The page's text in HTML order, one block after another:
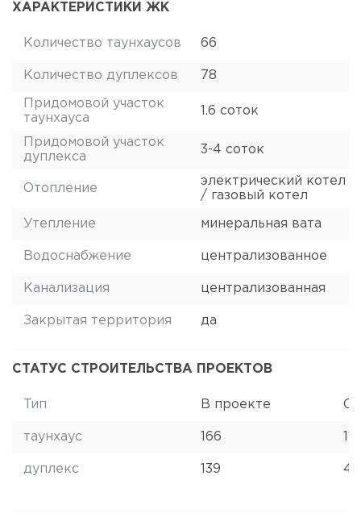
ХАРАКТЕРИСТИКИ ЖК
Количество таунхаусов 66
Количество дуплексов 78
Придомовой участок
таунхауса
1.6 соток
Придомовой участок
дуплекса
3-4 соток
Отопление
электрический котел
/ газовый котел
Утепление минеральная вата
Водоснабжение централизованное
Канализация централизованная
Закрытая территория да
СТАТУС СТРОИТЕЛЬСТВА ПРОЕКТОВ
Тип В проекте
таунхаус 166 11
дуплекс 139 4